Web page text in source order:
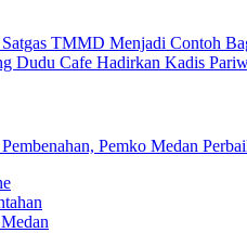
Satgas TMMD Menjadi Contoh
Dudu Cafe Hadirkan Kadis